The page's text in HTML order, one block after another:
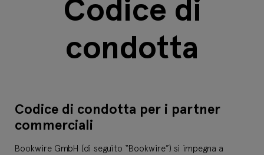
Codice di
condotta
Codice di condotta per i partner
commerciali
Bookwire GmbH (di seguito “Bookwire”) si impegna a